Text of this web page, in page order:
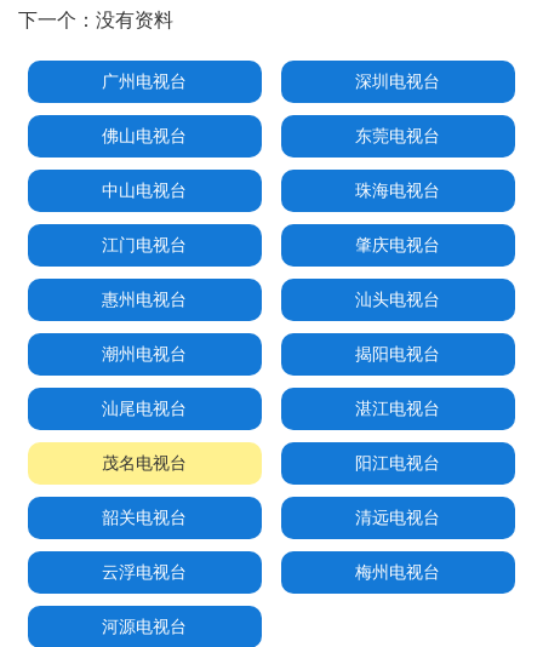
下一个： 没有资料
广州电视台 深圳电视台
佛山电视台 东莞电视台
中山电视台 珠海电视台
江门电视台 肇庆电视台
惠州电视台 汕头电视台
潮州电视台 揭阳电视台
汕尾电视台 湛江电视台
茂名电视台 阳江电视台
韶关电视台 清远电视台
云浮电视台 梅州电视台
河源电视台